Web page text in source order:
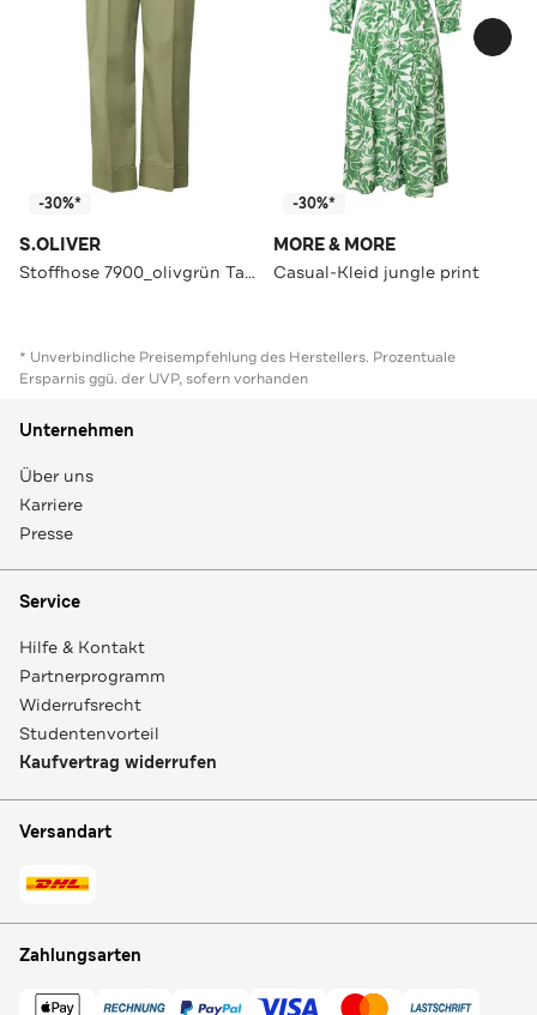
-30%*
S.OLIVER
Stoffhose 7900_olivgrün Tapered
-30%*
MORE & MORE
Casual-Kleid jungle print
* Unverbindliche Preisempfehlung des Herstellers. Prozentuale
Ersparnis ggü. der UVP, sofern vorhanden
Unternehmen
Über uns
Karriere
Presse
Service
Hilfe & Kontakt
Partnerprogramm
Widerrufsrecht
Studentenvorteil
Kaufvertrag widerrufen
Versandart
Zahlungsarten